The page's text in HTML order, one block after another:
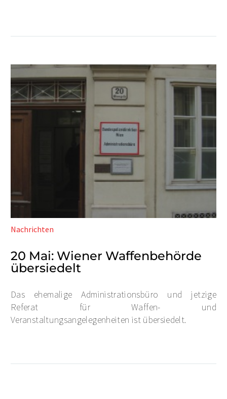
Nachrichten
20 Mai: Wiener Waffenbehörde
übersiedelt
Das ehemalige Administrationsbüro und jetzige
Referat für Waffen- und
Veranstaltungsangelegenheiten ist übersiedelt.